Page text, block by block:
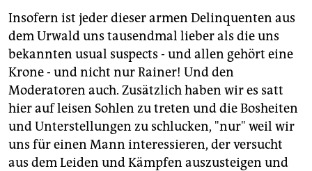
Insofern ist jeder dieser armen Delinquenten aus
dem Urwald uns tausendmal lieber als die uns
bekannten usual suspects - und allen gehört eine
Krone - und nicht nur Rainer! Und den
Moderatoren auch. Zusätzlich haben wir es satt
hier auf leisen Sohlen zu treten und die Bosheiten
und Unterstellungen zu schlucken, "nur" weil wir
uns für einen Mann interessieren, der versucht
aus dem Leiden und Kämpfen auszusteigen und